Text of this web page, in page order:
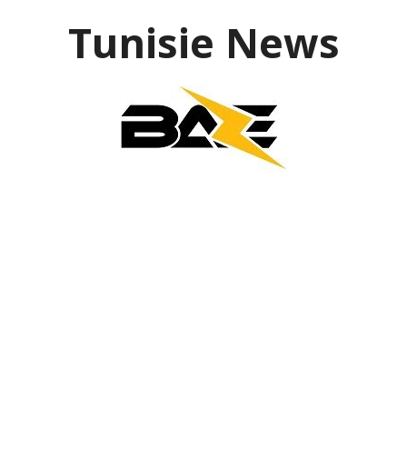
Tunisie News